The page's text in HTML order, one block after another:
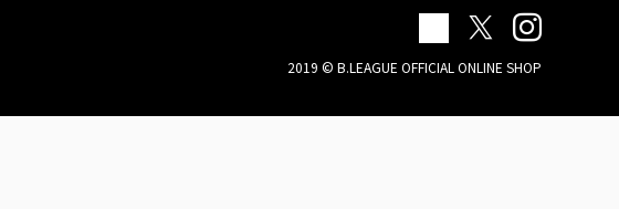
2019 © B.LEAGUE OFFICIAL ONLINE SHOP